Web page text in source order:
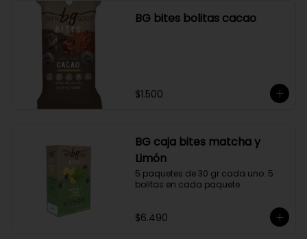
BG bites bolitas cacao
$1.500
BG caja bites matcha y
Limón
5 paquetes de 30 gr cada uno. 5
bolitas en cada paquete
$6.490